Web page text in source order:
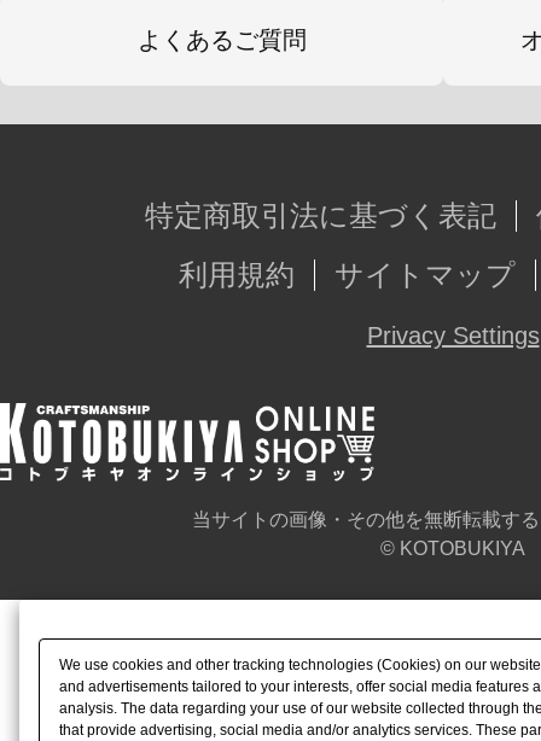
よくあるご質問
特定商取引法に基づく表記
利用規約
サイトマップ
Privacy Settings
当サイトの画像・その他を無断転載す
© KOTOBUKIYA
We use cookies and other tracking technologies (Cookies) on our
and advertisements tailored to your interests, offer social media features
analysis. The data regarding your use of our website collected through
that provide advertising, social media and/or analytics services. These